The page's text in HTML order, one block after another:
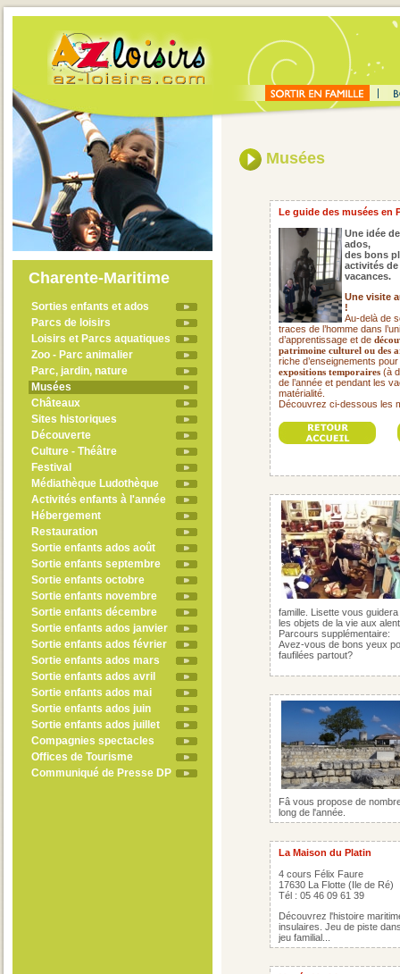
Charente-Maritime
Sorties enfants et ados
Parcs de loisirs
Loisirs et Parcs aquatiques
Zoo - Parc animalier
Parc, jardin, nature
Musées
Châteaux
Sites historiques
Découverte
Culture - Théâtre
Festival
Médiathèque Ludothèque
Activités enfants à l'année
Hébergement
Restauration
Sortie enfants ados août
Sortie enfants septembre
Sortie enfants octobre
Sortie enfants novembre
Sortie enfants décembre
Sortie enfants ados janvier
Sortie enfants ados février
Sortie enfants ados mars
Sortie enfants ados avril
Sortie enfants ados mai
Sortie enfants ados juin
Sortie enfants ados juillet
Compagnies spectacles
Offices de Tourisme
Communiqué de Presse DP
Musées
Le guide des musées en
Une idée
ados,
des bons
activités
vacances.
Une visite
!
Au-delà de
traces de l’homme dans
d’apprentissage et de
patrimoine culturel ou des
riche d’enseignements
expositions temporaires (à
de l’année et pendant les
matérialité.
Découvrez ci-dessous les
famille. Lisette vous
les objets de la vie aux
Parcours supplémentaire:
Avez-vous de bons yeux
faufilées partout?
Fâ vous propose de
long de l'année.
La Maison du Platin
4 cours Félix Faure
17630 La Flotte (Ile de Ré)
Tél : 05 46 09 61 39
Découvrez l'histoire
insulaires. Jeu de piste
jeu familial...